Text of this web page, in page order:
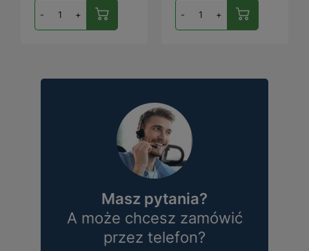
- + - +
Masz pytania?
A może chcesz zamówić
przez telefon?